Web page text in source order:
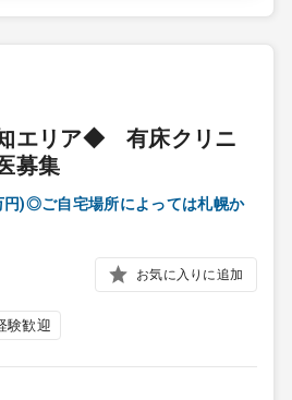
エリア◆ 有床クリニ
募集
)◎ご自宅場所によっては札幌か
お気に入りに追加
験歓迎